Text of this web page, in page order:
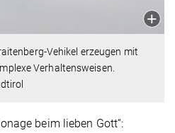
Vehikel erzeugen mit
Verhaltensweisen.
beim lieben Gott“: